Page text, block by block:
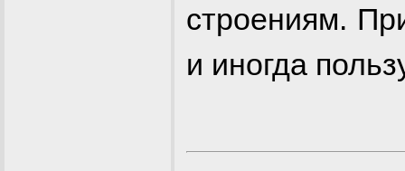
строениям.
и иногда